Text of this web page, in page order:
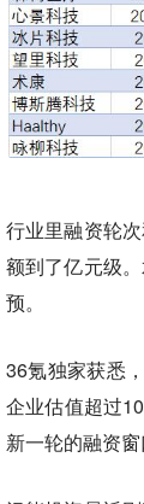
行业里融资轮
额到了亿元级
预。
36氪独家获悉
企业估值超过
新一轮的融资窗